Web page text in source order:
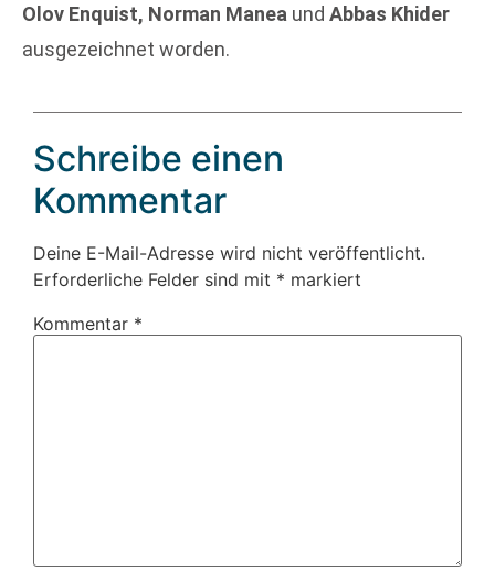
Olov Enquist, Norman Manea und Abbas Khider
ausgezeichnet worden.
Schreibe einen
Kommentar
Deine E-Mail-Adresse wird nicht veröffentlicht.
Erforderliche Felder sind mit * markiert
Kommentar *